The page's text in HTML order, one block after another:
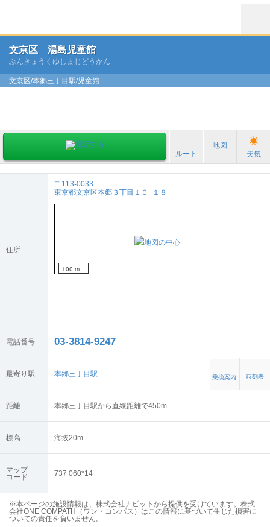
文京区 湯島児童館
ぶんきょうくゆしまじどうかん
文京区/本郷三丁目駅/児童館
ルート
地図
天気
住所
〒113-0033
東京都文京区本郷３丁目１０−１８
100 m
電話番号 03-3814-9247
最寄り駅 本郷三丁目駅 乗換案内 時刻表
距離 本郷三丁目駅から直線距離で450m
標高 海抜20m
マップ
コード
737 060*14
※本ページの施設情報は、株式会社ナビットから提供を受けています。株式
会社ONE COMPATH（ワン・コンパス）はこの情報に基づいて生じた損害に
ついての責任を負いません。